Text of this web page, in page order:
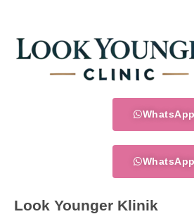
springen
Look Younger Klinik